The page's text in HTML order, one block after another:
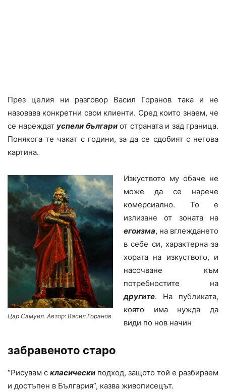
През целия ни разговор Васил Горанов така и не
назовава конкретни свои клиенти. Сред които знаем, че
се нареждат успели българиот страната и зад граница.
Понякога те чакат с години, за да се сдобият с негова
картина.
Цар Самуил. Автор: Васил Горанов
Изкуството му обаче не
може да се нарече
комерсиално. То е
излизане от зоната на
егоизма, на вглеждането
в себе си, характерна за
хората на изкуството, и
насочване към
потребностите на
другите. На публиката,
която има нужда да
види по нов начин
забравеното старо
“Рисувам с класически подход, защото той е разбираем
и достъпен в България”, казва живописецът.